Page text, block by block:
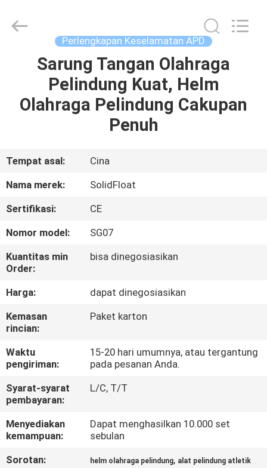
RUMAH
PRODUK
KAMI
PABRIK
KONTROL
KUALITAS
HUBUNGI
KAMI
BERITA
MINTA
KUTIPAN
Industries
Inc..
Perlengkapan Keselamatan APD
Sarung Tangan Olahraga
Pelindung Kuat, Helm
Olahraga Pelindung Cakupan
Penuh
Tempat asal:
Cina
Nama merek:
SolidFloat
Sertifikasi:
CE
Nomor model:
SG07
Kuantitas min
Order:
bisa dinegosiasikan
Harga:
dapat dinegosiasikan
Kemasan
rincian:
Paket karton
Waktu
pengiriman:
15-20 hari umumnya, atau tergantung
pada pesanan Anda.
Syarat-syarat
pembayaran:
L/C, T/T
Menyediakan
kemampuan:
Dapat menghasilkan 10.000 set
sebulan
Sorotan:
helm olahraga pelindung, alat pelindung atletik